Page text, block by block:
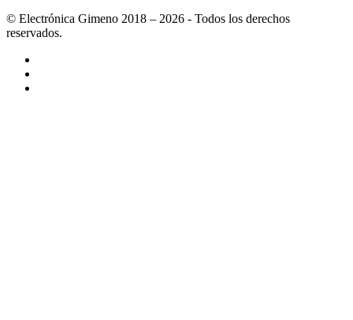
© Electrónica Gimeno 2018 – 2026 - Todos los derechos
reservados.